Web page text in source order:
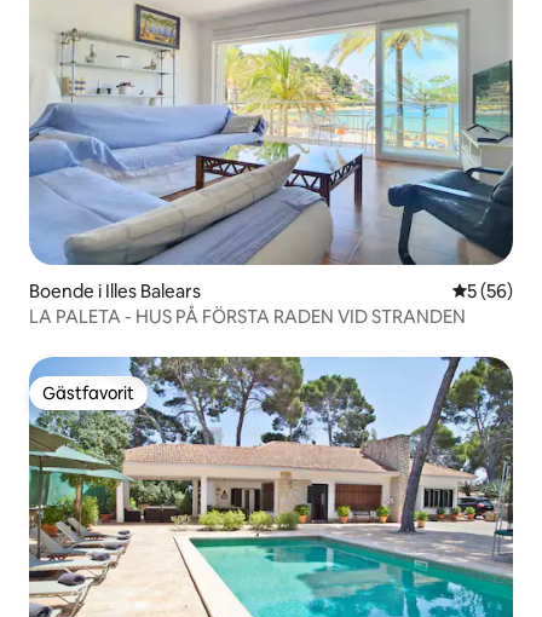
Boende i Illes Balears 5 av 5 i
5 (56)
LA PALETA - HUS PÅ FÖRSTA RADEN VID STRANDEN
Gästfavorit
Gästfavorit